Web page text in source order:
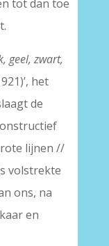
tot dan toe
geel, zwart,
het
de
lijnen //
volstrekte
ons, na
en